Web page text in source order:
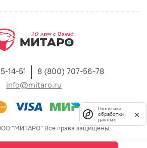
14-51
8 (800) 707-56-78
info@mitaro.ru
"МИТАРО" Все права защищены.
Политика
обработки
данных